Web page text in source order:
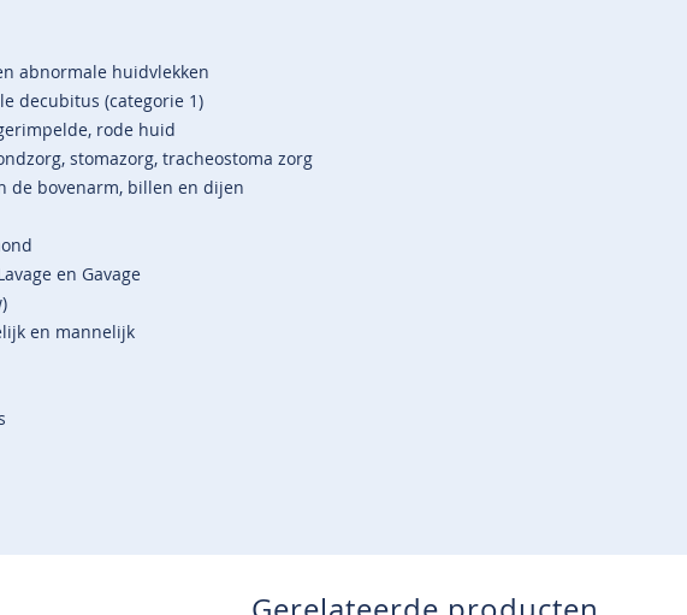
abnormale huidvlekken
decubitus (categorie 1)
rode huid
stomazorg, tracheostoma zorg
de bovenarm, billen en dijen
en Gavage
en mannelijk